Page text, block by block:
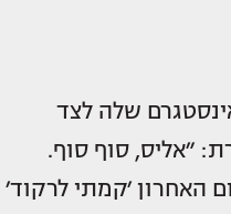
שלה לצד
״אליס, סוף סוף.
האחרון ׳קמתי לרקוד׳